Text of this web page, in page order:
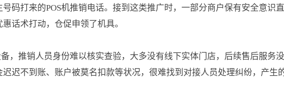
码打来的POS机推销电话。接到这类推广时，一部分商户保有安全意识
话术打动，仓促申领了机具。
，推销人员身份难以核实查验，大多没有线下实体门店，后续售后服务
迟不到账、账户被莫名扣款等状况，很难找到对接人员处理纠纷，产生